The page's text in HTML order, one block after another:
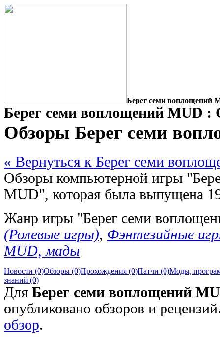
Берег семи воплощений
Берег семи воплощений MUD :
Обзоры Берег семи
« Вернуться к Берег семи
Обзоры компьютерной игры
MUD", которая была выпущена
Жанр игры "Берег семи
(Ролевые игры), Фэнтезийные
MUD, мады
Новости (0)Обзоры (0)Прохождения (0)Патчи (0)Моды,
знаний (0)
Для Берег семи воплощений
опубликовано обзоров и
обзор.